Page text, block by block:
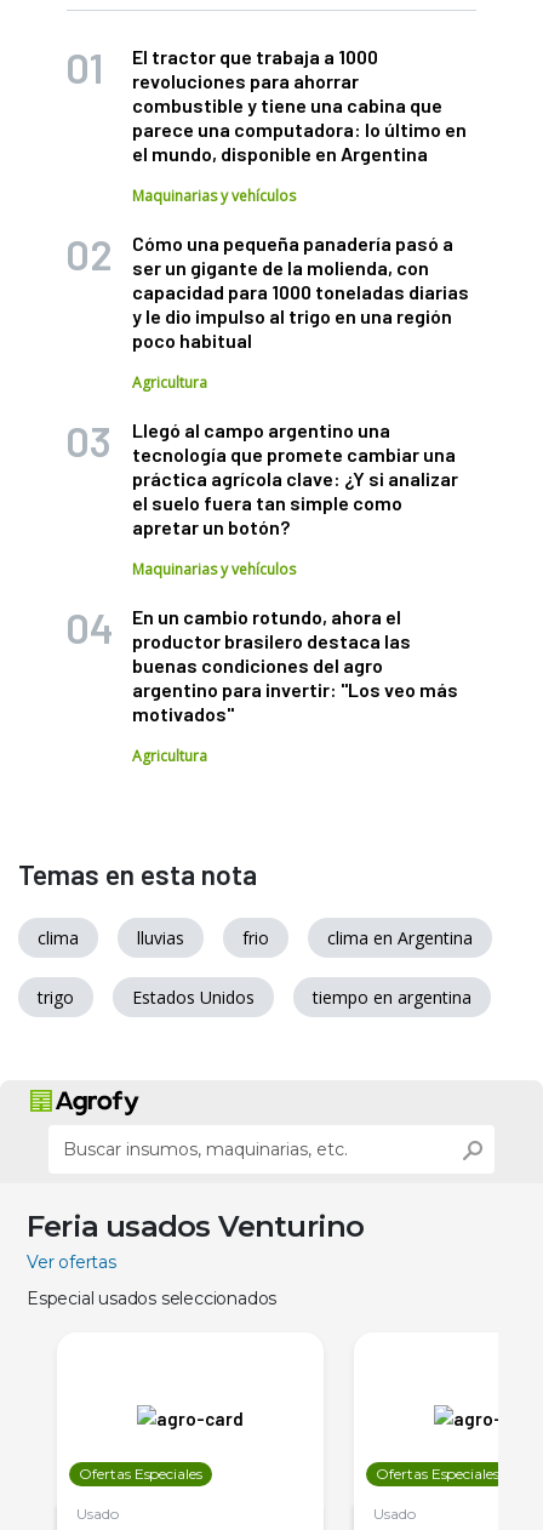
El tractor que trabaja a 1000
revoluciones para ahorrar
combustible y tiene una cabina que
parece una computadora: lo último en
el mundo, disponible en Argentina
Maquinarias y vehículos
Cómo una pequeña panadería pasó a
ser un gigante de la molienda, con
capacidad para 1000 toneladas diarias
y le dio impulso al trigo en una región
poco habitual
Agricultura
Llegó al campo argentino una
tecnología que promete cambiar una
práctica agrícola clave: ¿Y si analizar
el suelo fuera tan simple como
apretar un botón?
Maquinarias y vehículos
En un cambio rotundo, ahora el
productor brasilero destaca las
buenas condiciones del agro
argentino para invertir: "Los veo más
motivados"
Agricultura
Temas en esta nota
clima lluvias frio clima en Argentina
trigo Estados Unidos tiempo en argentina
Feria usados Venturino
Ver ofertas
Especial usados seleccionados
Ofertas Especiales
Usado
Ofertas Especiales
Usado